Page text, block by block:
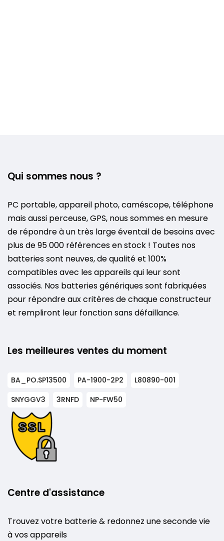
Qui sommes nous ?
PC portable, appareil photo, caméscope, téléphone
mais aussi perceuse, GPS, nous sommes en mesure
de répondre à un très large éventail de besoins avec
plus de 95 000 références en stock ! Toutes nos
batteries sont neuves, de qualité et 100%
compatibles avec les appareils qui leur sont
associés. Nos batteries génériques sont fabriquées
pour répondre aux critères de chaque constructeur
et rempliront leur fonction sans défaillance.
Les meilleures ventes du moment
BA_PO.SP13500 PA-1900-2P2
L80890-001
SNYGGV3
3RNFD NP-FW50
Centre d'assistance
Trouvez votre batterie & redonnez une seconde vie
à vos appareils